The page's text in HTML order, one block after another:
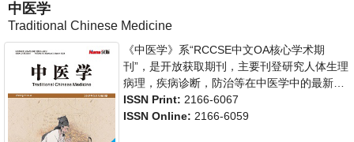
中医学
Traditional Chinese Medicine
《中医学》系“RCCSE中文OA核心学术期
刊”，是开放获取期刊，主要刊登研究人体生理
病理，疾病诊断，防治等在中医学中的最新应
用的论文。本刊支持思想创新、学术创新，倡
导科学，繁荣学术，集学术性、思想性为一
ISSN Print: 2166-6067
ISSN Online: 2166-6059